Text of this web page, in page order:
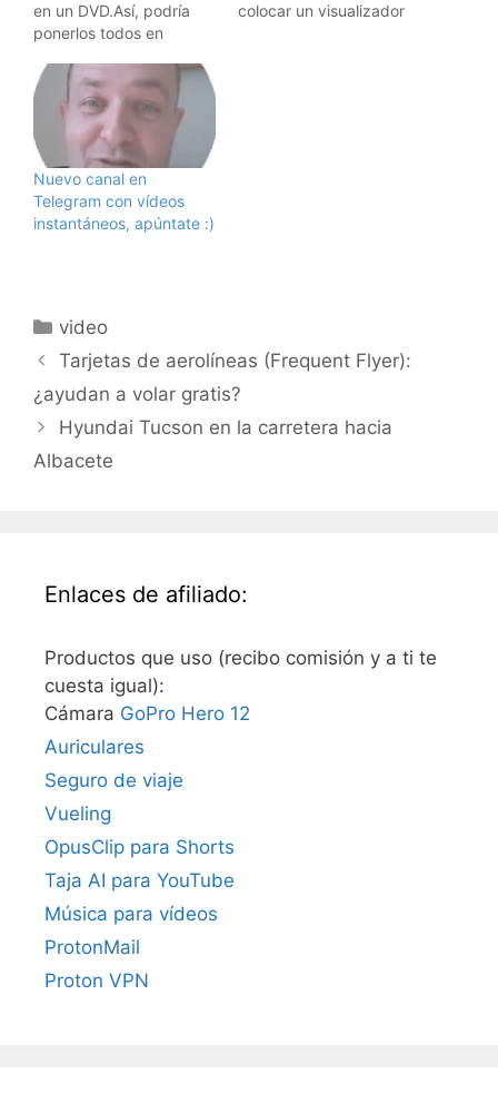
en un DVD.Así, podría
ponerlos todos en
grabados con el teléfono
se verían más o menos
igual, pero los demás
aumentarían su calidad
sustancialmente.¿
Merece la pena ? ¿ La
gente pagaría 10 euros
por…
colocar un visualizador
Nuevo canal en
Telegram con vídeos
instantáneos, apúntate :)
Categorías
video
Tarjetas de aerolíneas (Frequent Flyer):
¿ayudan a volar gratis?
Hyundai Tucson en la carretera hacia
Albacete
Enlaces de afiliado:
Productos que uso (recibo comisión y a ti te
cuesta igual):
Cámara GoPro Hero 12
Auriculares
Seguro de viaje
Vueling
OpusClip para Shorts
Taja AI para YouTube
Música para vídeos
ProtonMail
Proton VPN